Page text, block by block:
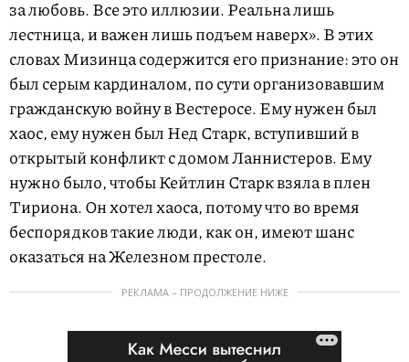
за любовь. Все это иллюзии. Реальна лишь
лестница, и важен лишь подъем наверх». В этих
словах Мизинца содержится его признание: это он
был серым кардиналом, по сути организовавшим
гражданскую войну в Вестеросе. Ему нужен был
хаос, ему нужен был Нед Старк, вступивший в
открытый конфликт с домом Ланнистеров. Ему
нужно было, чтобы Кейтлин Старк взяла в плен
Тириона. Он хотел хаоса, потому что во время
беспорядков такие люди, как он, имеют шанс
оказаться на Железном престоле.
РЕКЛАМА – ПРОДОЛЖЕНИЕ НИЖЕ